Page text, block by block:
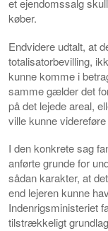
et ejendomssalg
køber.
Endvidere udtalt, at
totalisatorbevilling,
kunne komme i
samme gælder det
på det lejede areal,
ville kunne
I den konkrete sag
anførte grunde for
sådan karakter, at
end lejeren kunne
Indenrigsministeriet
tilstrækkeligt